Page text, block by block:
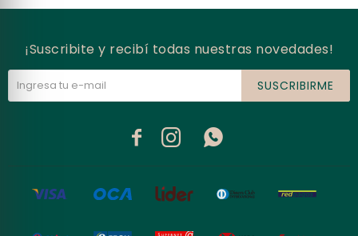
¡Suscribite y recibí todas nuestras novedades!
SUSCRIBIRME
  